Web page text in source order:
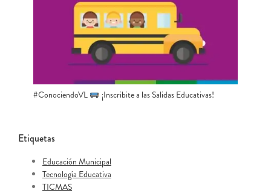
#ConociendoVL ¡Inscribite a las Salidas Educativas!
Etiquetas
Educación Municipal
Tecnología Educativa
TICMAS